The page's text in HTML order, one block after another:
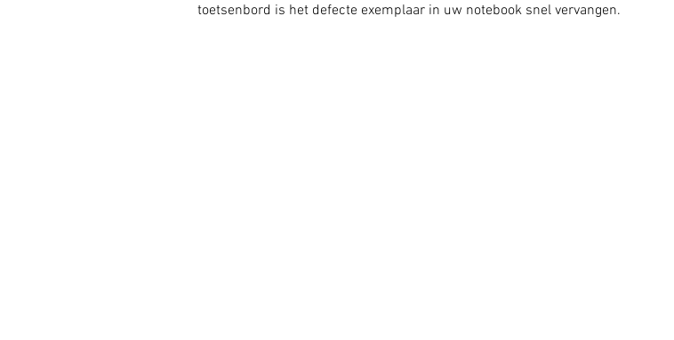
toetsenbord is het defecte exemplaar in uw notebook snel vervangen.